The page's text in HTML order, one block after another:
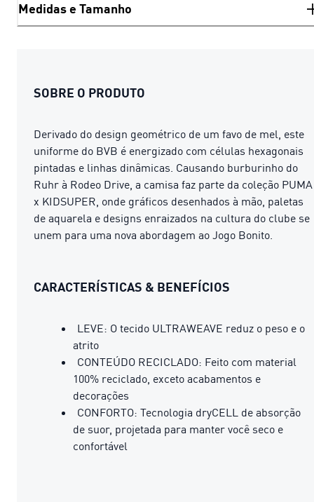
Medidas e Tamanho
SOBRE O PRODUTO
Derivado do design geométrico de um favo de mel, este
uniforme do BVB é energizado com células hexagonais
pintadas e linhas dinâmicas. Causando burburinho do
Ruhr à Rodeo Drive, a camisa faz parte da coleção PUMA
x KIDSUPER, onde gráficos desenhados à mão, paletas
de aquarela e designs enraizados na cultura do clube se
unem para uma nova abordagem ao Jogo Bonito.
CARACTERÍSTICAS & BENEFÍCIOS
LEVE: O tecido ULTRAWEAVE reduz o peso e o
atrito
CONTEÚDO RECICLADO: Feito com material
100% reciclado, exceto acabamentos e
decorações
CONFORTO: Tecnologia dryCELL de absorção
de suor, projetada para manter você seco e
confortável